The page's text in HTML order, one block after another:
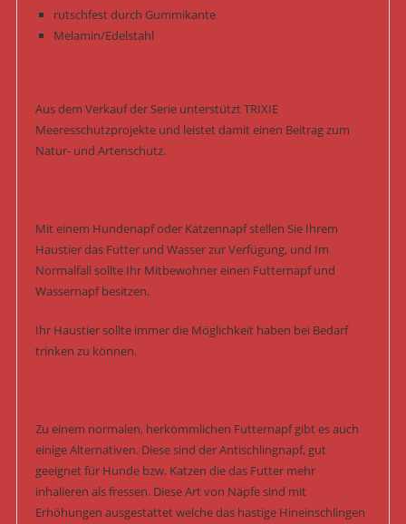
rutschfest durch Gummikante
Melamin/Edelstahl
Aus dem Verkauf der Serie unterstützt TRIXIE
Meeresschutzprojekte und leistet damit einen Beitrag zum
Natur- und Artenschutz.
Mit einem Hundenapf oder Katzennapf stellen Sie Ihrem
Haustier das Futter und Wasser zur Verfügung, und Im
Normalfall sollte Ihr Mitbewohner einen Futternapf und
Wassernapf besitzen.
Ihr Haustier sollte immer die Möglichkeit haben bei Bedarf
trinken zu können.
Zu einem normalen, herkömmlichen Futternapf gibt es auch
einige Alternativen. Diese sind der Antischlingnapf, gut
geeignet für Hunde bzw. Katzen die das Futter mehr
inhalieren als fressen. Diese Art von Näpfe sind mit
Erhöhungen ausgestattet welche das hastige Hineinschlingen